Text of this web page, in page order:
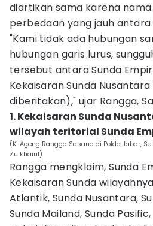
diartikan sama karena
perbedaan yang jauh antara
"Kami tidak ada hubungan
hubungan garis lurus,
tersebut antara Sunda
Kekaisaran Sunda
diberitakan)," ujar Rangga,
1. Kekaisaran Sunda
wilayah teritorial Sunda
(Ki Ageng Rangga Sasana di Polda Jabar,
Zulkhairil)
Rangga mengklaim, Sunda
Kekaisaran Sunda
Atlantik, Sunda Nusantara,
Sunda Mailand, Sunda